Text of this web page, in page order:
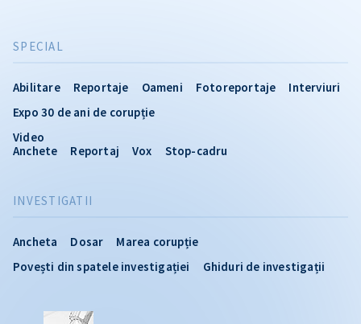
INVESTIGATII
Ancheta Dosar
Marea corupție
Povești din spatele investigației
Ghiduri de investigații
SPECIAL
Abilitare Reportaje Oameni Fotoreportaje
Interviuri
Expo 30 de ani de corupție
Video
Anchete
Reportaj Vox Stop-cadru